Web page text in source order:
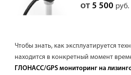
от 5 500 руб.
Чтобы знать, как эксплуатируется
находится в конкретный момент
ГЛОНАСС/GPS мониторинг на